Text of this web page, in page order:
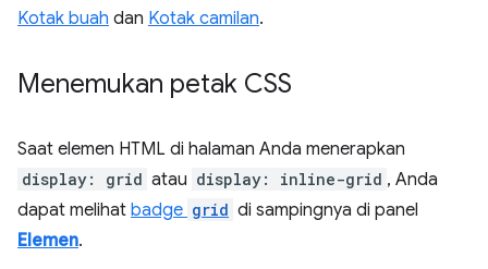
Kotak buah dan Kotak camilan.
Menemukan petak CSS
Saat elemen HTML di halaman Anda menerapkan
display: grid atau display: inline-grid , Anda
dapat melihat badge grid di sampingnya di panel
Elemen.